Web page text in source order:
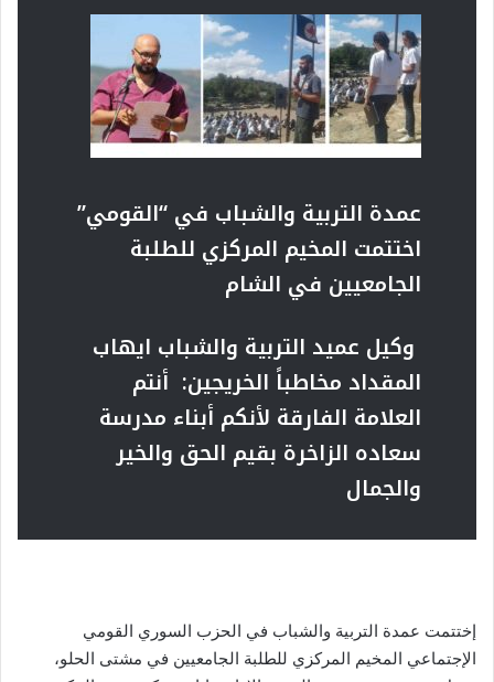
عمدة التربية والشباب في “القومي”
اختتمت المخيم المركزي للطلبة
الجامعيين في الشام
وكيل عميد التربية والشباب ايهاب
المقداد مخاطباً الخريجين: أنتم
العلامة الفارقة لأنكم أبناء مدرسة
سعاده الزاخرة بقيم الحق والخير
والجمال
إختتمت عمدة التربية والشباب في الحزب السوري القومي
الإجتماعي المخيم المركزي للطلبة الجامعيين في مشتى الحلو،